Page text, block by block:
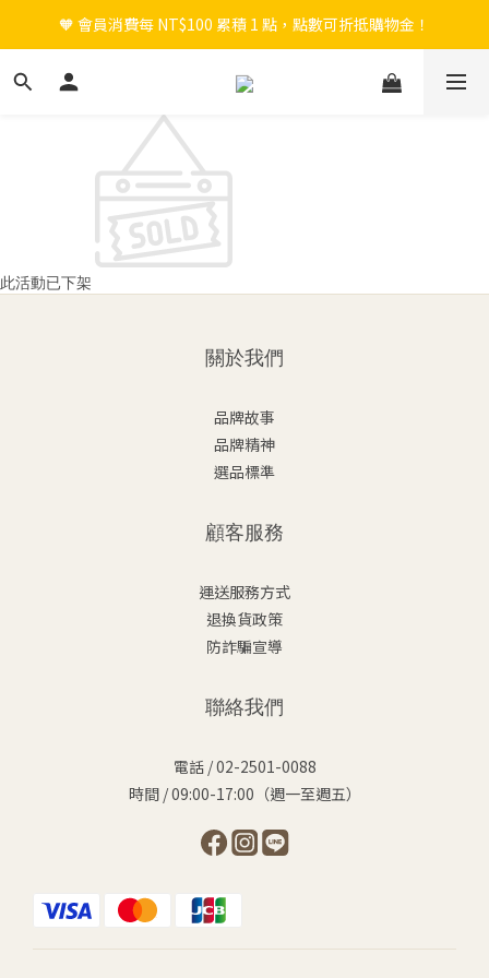
🎉 新會員註冊立即送 $200 購物金＋首購免運！
🧡 會員消費每 NT$100 累積 1 點，點數可折抵購物金！
🎉 新會員註冊立即送 $200 購物金＋首購免運！
此活動已下架
關於我們
品牌故事
品牌精神
選品標準
顧客服務
運送服務方式
退換貨政策
防詐騙宣導
聯絡我們
電話 / 02-2501-0088
時間 / 09:00-17:00（週一至週五）